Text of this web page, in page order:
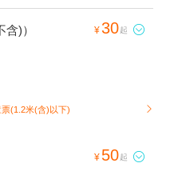
)） ¥30起 
(1.2米(含)以下) 
¥ 50起 